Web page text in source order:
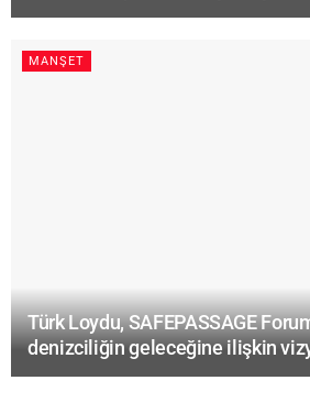
MANŞET
Türk Loydu, SAFEPASSAGE
denizciliğin geleceğine ilişkin